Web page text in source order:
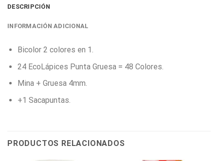
DESCRIPCIÓN
INFORMACIÓN ADICIONAL
Bicolor 2 colores en 1.
24 EcoLápices Punta Gruesa = 48 Colores.
Mina + Gruesa 4mm.
+1 Sacapuntas.
PRODUCTOS RELACIONADOS